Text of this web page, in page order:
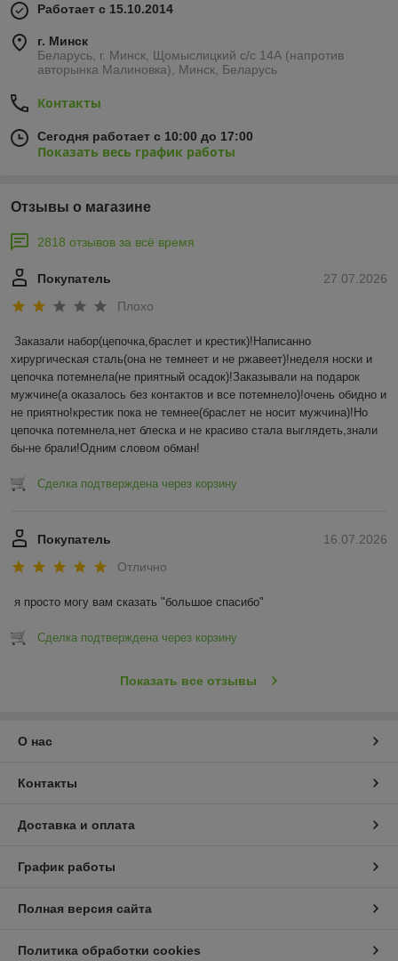
Работает с 15.10.2014
г. Минск
Беларусь, г. Минск, Щомыслицкий с/с 14А (напротив
авторынка Малиновка), Минск, Беларусь
Контакты
Сегодня работает с 10:00 до 17:00
Показать весь график работы
Отзывы о магазине
2818 отзывов за всё время
27.07.2026
Покупатель
Плохо
Заказали набор(цепочка,браслет и крестик)!Написанно
хирургическая сталь(она не темнеет и не ржавеет)!неделя носки и
цепочка потемнела(не приятный осадок)!Заказывали на подарок
мужчине(а оказалось без контактов и все потемнело)!очень обидно и
не приятно!крестик пока не темнее(браслет не носит мужчина)!Но
цепочка потемнела,нет блеска и не красиво стала выглядеть,знали
бы-не брали!Одним словом обман!
Сделка подтверждена через корзину
16.07.2026
Покупатель
Отлично
я просто могу вам сказать "большое спасибо"
Сделка подтверждена через корзину
Показать все отзывы
О нас
Контакты
Доставка и оплата
График работы
Полная версия сайта
Политика обработки cookies